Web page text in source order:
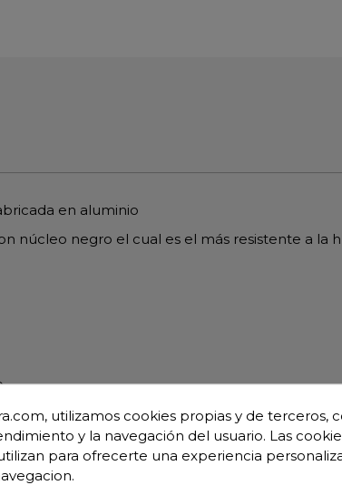
en aluminio
núcleo negro el cual es el más resistente a la
utilizamos cookies propias y de terceros,
y la navegación del usuario. Las
para ofrecerte una experiencia